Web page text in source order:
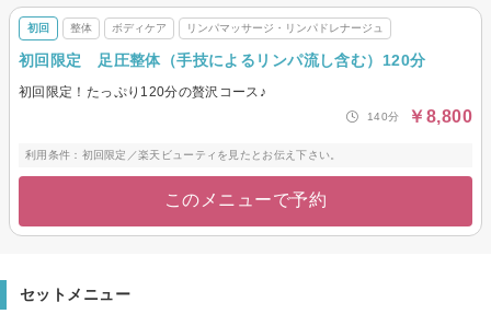
初回 整体 ボディケア リンパマッサージ・リンパドレナージュ
初回限定 足圧整体（手技によるリンパ流し含む）120分
初回限定！たっぷり120分の贅沢コース♪
140分 ￥8,800
利用条件：初回限定／楽天ビューティを見たとお伝え下さい。
このメニューで予約
セットメニュー